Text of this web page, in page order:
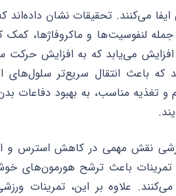
می‌کنند. تحقیقات نشان داده‌اند
لنفوسیت‌ها و ماکروفاژها،
افزایش می‌یابد که به افزایش
باعث انتقال سریع‌تر سلول‌های
مناسب، به بهبود دفاعات بدن
نقش مهمی در کاهش استرس و
باعث ترشح هورمون‌های
علاوه بر این، تمرینات ورزشی